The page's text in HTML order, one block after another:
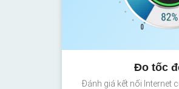
Đo tốc
Đánh giá kết nối Internet